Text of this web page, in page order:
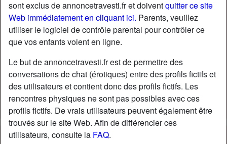
sont exclus de annoncetravesti.fr et doiventquitter ce site
Web immédiatement en cliquant ici. Parents, veuillez
utiliser le logiciel de contrôle parental pour contrôler ce
que vos enfants voient en ligne.
Le but de annoncetravesti.fr est de permettre des
conversations de chat (érotiques) entre des profils fictifs et
des utilisateurs et contient donc des profils fictifs. Les
rencontres physiques ne sont pas possibles avec ces
profils fictifs. De vrais utilisateurs peuvent également être
trouvés sur le site Web. Afin de différencier ces
utilisateurs, consulte la FAQ.
starAjouter chatDiscuter !
Nickname: